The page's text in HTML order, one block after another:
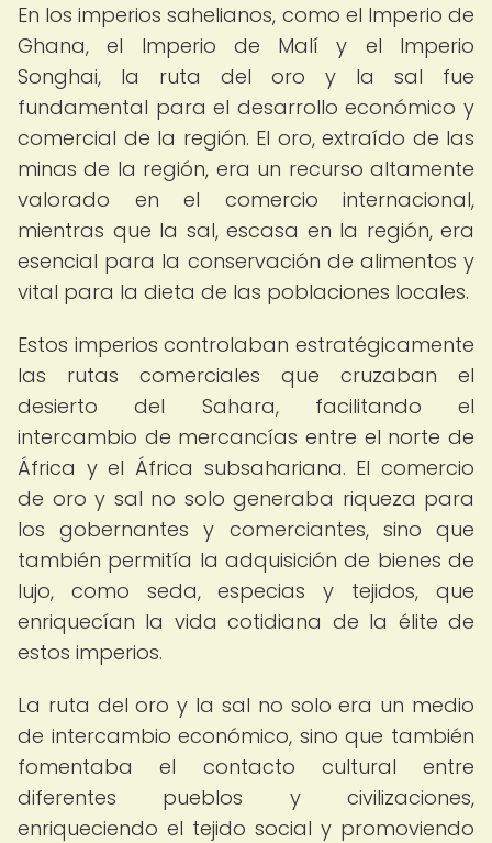
En los imperios sahelianos, como el Imperio de
Ghana, el Imperio de Malí y el Imperio
Songhai, la ruta del oro y la sal fue
fundamental para el desarrollo económico y
comercial de la región. El oro, extraído de las
minas de la región, era un recurso altamente
valorado en el comercio internacional,
mientras que la sal, escasa en la región, era
esencial para la conservación de alimentos y
vital para la dieta de las poblaciones locales.
Estos imperios controlaban estratégicamente
las rutas comerciales que cruzaban el
desierto del Sahara, facilitando el
intercambio de mercancías entre el norte de
África y el África subsahariana. El comercio
de oro y sal no solo generaba riqueza para
los gobernantes y comerciantes, sino que
también permitía la adquisición de bienes de
lujo, como seda, especias y tejidos, que
enriquecían la vida cotidiana de la élite de
estos imperios.
La ruta del oro y la sal no solo era un medio
de intercambio económico, sino que también
fomentaba el contacto cultural entre
diferentes pueblos y civilizaciones,
enriqueciendo el tejido social y promoviendo